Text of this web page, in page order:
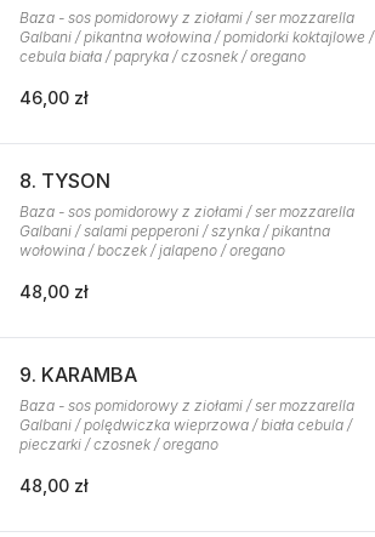
Baza - sos pomidorowy z ziołami / ser mozzarella
Galbani / pikantna wołowina / pomidorki koktajlowe /
cebula biała / papryka / czosnek / oregano
46,00 zł
8. TYSON
Baza - sos pomidorowy z ziołami / ser mozzarella
Galbani / salami pepperoni / szynka / pikantna
wołowina / boczek / jalapeno / oregano
48,00 zł
9. KARAMBA
Baza - sos pomidorowy z ziołami / ser mozzarella
Galbani / polędwiczka wieprzowa / biała cebula /
pieczarki / czosnek / oregano
48,00 zł